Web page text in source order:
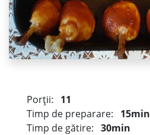
Porții:
11
Timp de preparare:
15min
Timp de gătire: 30min